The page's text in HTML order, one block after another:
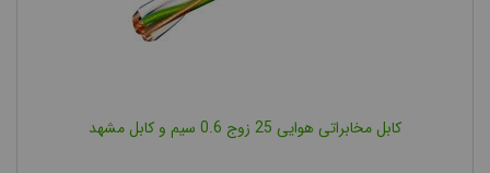
کابل مخابراتی هوایی 25 زوج 0.6 سیم و کابل مشهد